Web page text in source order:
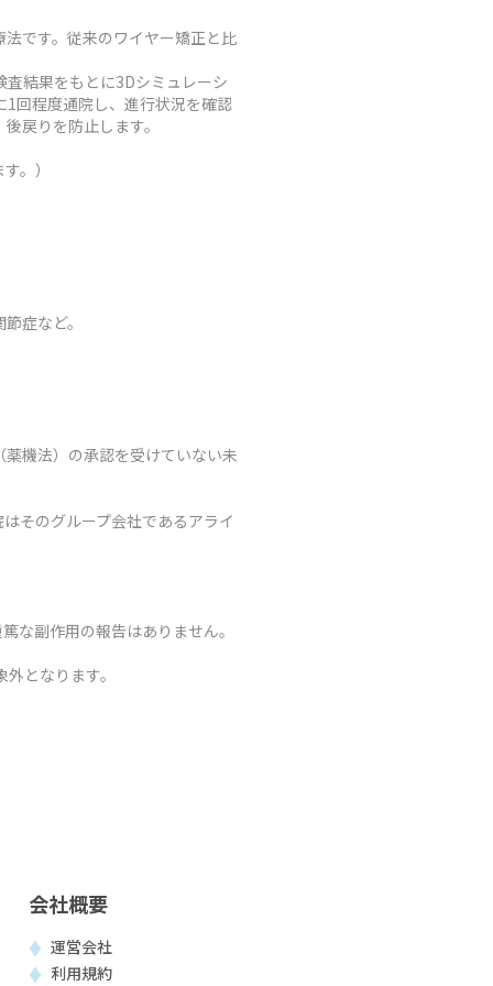
です。従来のワイヤー矯正と比
結果をもとに3Dシミュレーシ
1回程度通院し、進行状況を確認
戻りを防止します。
。）
症など。
機法）の承認を受けていない未
そのグループ会社であるアライ
な副作用の報告はありません。
となります。
会社概要
運営会社
利用規約